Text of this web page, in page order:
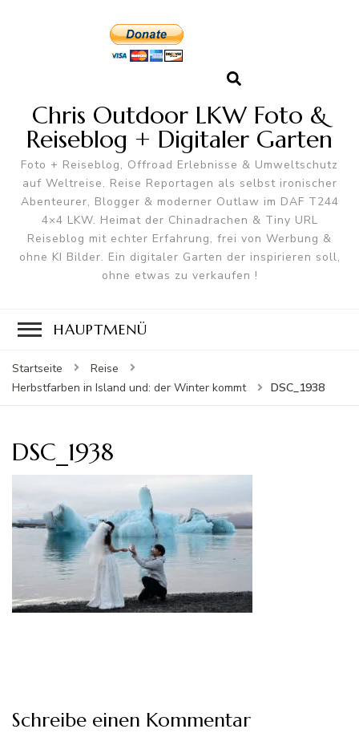
Chris Outdoor LKW Foto &
Reiseblog + Digitaler Garten
Foto + Reiseblog, Offroad Erlebnisse & Umweltschutz
auf Weltreise. Reise Reportagen als selbst ironischer
Abenteurer, Blogger & moderner Outlaw im DAF T244
4×4 LKW. Heimat der Chinadrachen & Tiny URL
Reiseblog mit echter Erfahrung, frei von Werbung &
ohne KI Bilder. Ein digitaler Garten der inspirieren soll,
ohne etwas zu verkaufen !
HAUPTMENÜ
Startseite
Reise
Herbstfarben in Island und: der Winter kommt
DSC_1938
DSC_1938
Schreibe einen Kommentar